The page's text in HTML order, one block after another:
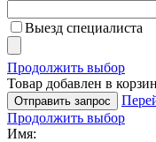
Выезд специалиста
Продолжить выбор
Товар добавлен в
Отправить запрос
Продолжить выбор
Имя: